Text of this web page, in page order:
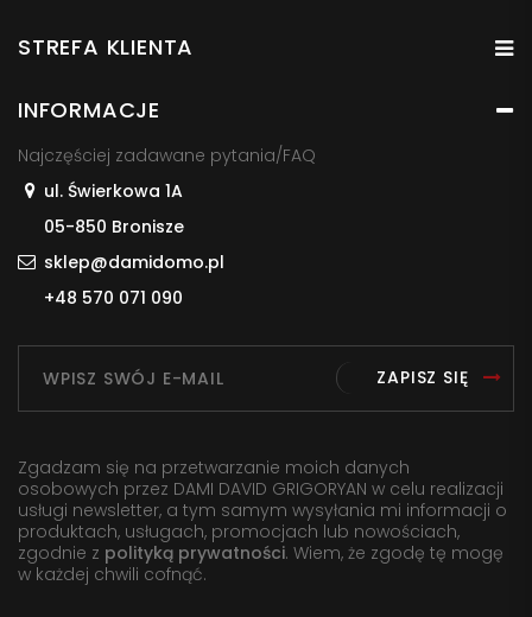
STREFA KLIENTA
INFORMACJE
Najczęściej zadawane pytania/FAQ
ul. Świerkowa 1A
05-850 Bronisze
sklep@damidomo.pl
+48 570 071 090
ZAPISZ SIĘ
Zgadzam się na przetwarzanie moich danych
osobowych przez DAMI DAVID GRIGORYAN w celu realizacji
usługi newsletter, a tym samym wysyłania mi informacji o
produktach, usługach, promocjach lub nowościach,
zgodnie z polityką prywatności. Wiem, że zgodę tę mogę
w każdej chwili cofnąć.